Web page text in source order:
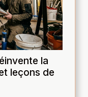
la
leçons de